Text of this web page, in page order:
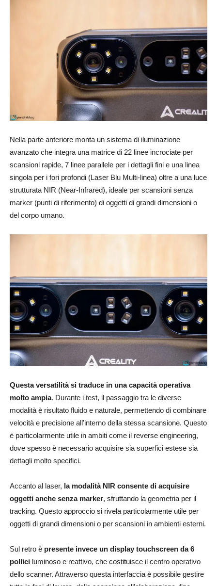
Nella parte anteriore monta un sistema di iluminazione
avanzato che integra una matrice di 22 linee incrociate per
scansioni rapide, 7 linee parallele per i dettagli fini e una linea
singola per i fori profondi (Laser Blu Multi-linea) oltre a una luce
strutturata NIR (Near-Infrared), ideale per scansioni senza
marker (punti di riferimento) di oggetti di grandi dimensioni o
del corpo umano.
Questa versatilità si traduce in una capacità operativa
molto ampia. Durante i test, il passaggio tra le diverse
modalità è risultato fluido e naturale, permettendo di combinare
velocità e precisione all’interno della stessa scansione. Questo
è particolarmente utile in ambiti come il reverse engineering,
dove spesso è necessario acquisire sia superfici estese sia
dettagli molto specifici.
Accanto al laser, la modalità NIR consente di acquisire
oggetti anche senza marker, sfruttando la geometria per il
tracking. Questo approccio si rivela particolarmente utile per
oggetti di grandi dimensioni o per scansioni in ambienti esterni.
Sul retro è presente invece un display touchscreen da 6
pollici luminoso e reattivo, che costituisce il centro operativo
dello scanner. Attraverso questa interfaccia è possibile gestire